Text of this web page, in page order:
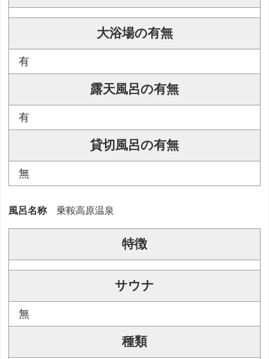
大浴場の有無
有
露天風呂の有無
有
貸切風呂の有無
無
風呂名称 乗鞍高原温泉
特徴
サウナ
無
種類